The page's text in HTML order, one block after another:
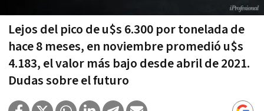
Lejos del pico de u$s 6.300 por tonelada de
hace 8 meses, en noviembre promedió u$s
4.183, el valor más bajo desde abril de 2021.
Dudas sobre el futuro